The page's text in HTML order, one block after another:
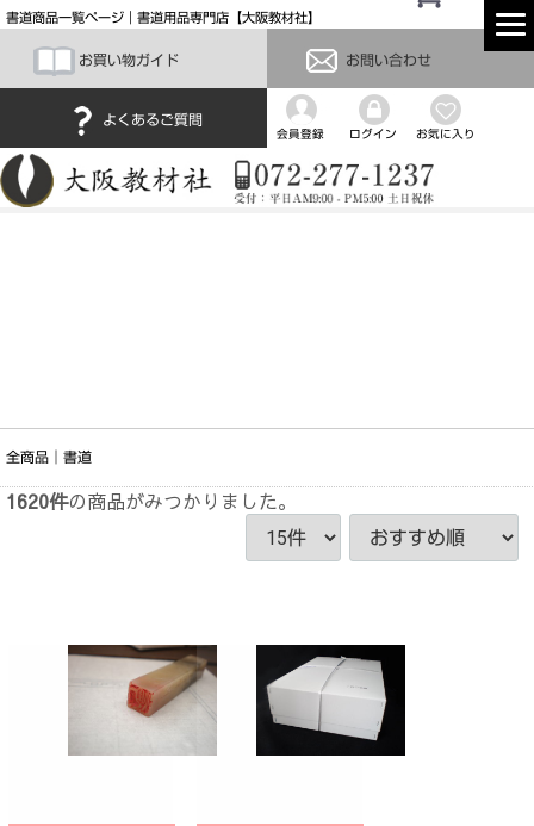
書道商品一覧ページ｜書道用品専門店【大阪教材社】
お買い物ガイド お問い合わせ
よくあるご質問
会員登録 ログイン お気に入り
全商品 書道
1620件の商品がみつかりました。